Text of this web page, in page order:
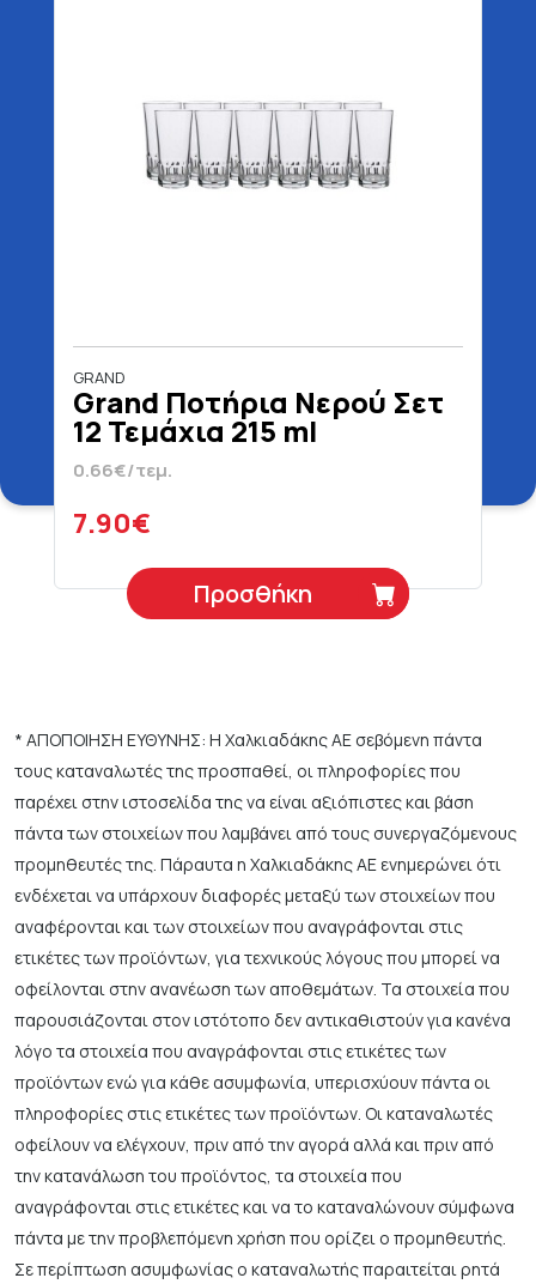
GRAND
Grand Ποτήρια Νερού Σετ
12 Τεμάχια 215 ml
0.66€/τεμ.
7.90€
Προσθήκη
* ΑΠΟΠΟΙΗΣΗ ΕΥΘΥΝΗΣ: Η Χαλκιαδάκης ΑΕ σεβόμενη πάντα
τους καταναλωτές της προσπαθεί, οι πληροφορίες που
παρέχει στην ιστοσελίδα της να είναι αξιόπιστες και βάση
πάντα των στοιχείων που λαμβάνει από τους συνεργαζόμενους
προμηθευτές της. Πάραυτα η Χαλκιαδάκης ΑΕ ενημερώνει ότι
ενδέχεται να υπάρχουν διαφορές μεταξύ των στοιχείων που
αναφέρονται και των στοιχείων που αναγράφονται στις
ετικέτες των προϊόντων, για τεχνικούς λόγους που μπορεί να
οφείλονται στην ανανέωση των αποθεμάτων. Τα στοιχεία που
παρουσιάζονται στον ιστότοπο δεν αντικαθιστούν για κανένα
λόγο τα στοιχεία που αναγράφονται στις ετικέτες των
προϊόντων ενώ για κάθε ασυμφωνία, υπερισχύουν πάντα οι
πληροφορίες στις ετικέτες των προϊόντων. Οι καταναλωτές
οφείλουν να ελέγχουν, πριν από την αγορά αλλά και πριν από
την κατανάλωση του προϊόντος, τα στοιχεία που
αναγράφονται στις ετικέτες και να το καταναλώνουν σύμφωνα
πάντα με την προβλεπόμενη χρήση που ορίζει ο προμηθευτής.
Σε περίπτωση ασυμφωνίας ο καταναλωτής παραιτείται ρητά